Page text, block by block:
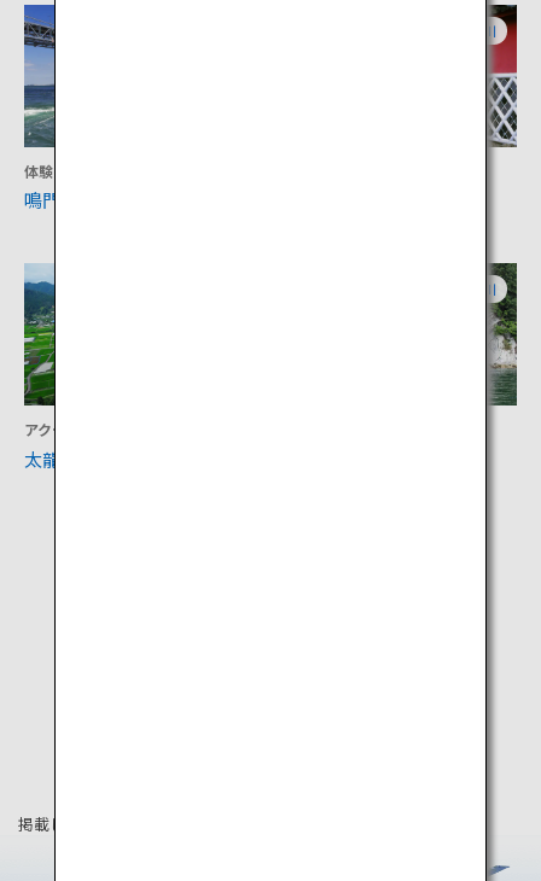
体験
鳴門海峡の渦潮や観光名所
香川
アクティビティ
太龍寺ロープウェイ
香川
掲載している情報は2022年2月時点の情報です。